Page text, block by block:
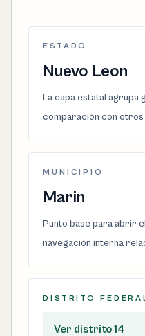
ESTADO
Nuevo Leon
La capa estatal agrupa
comparación con otros
MUNICIPIO
Marin
Punto base para abrir
navegación interna
DISTRITO
Ver distrito 14